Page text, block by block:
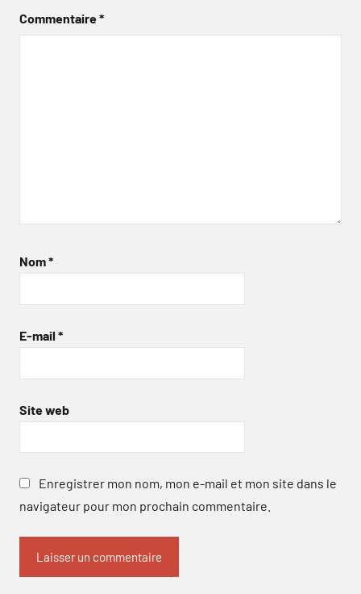
Commentaire*
Nom*
E-mail *
Site web
Enregistrer mon nom, mon e-mail et mon site dans le
navigateur pour mon prochain commentaire.